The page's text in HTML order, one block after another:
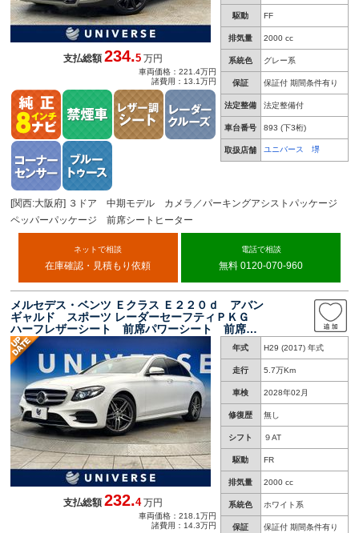
駆動 FF
排気量 2000 cc
系統色 グレー系
保証 保証付 期間条件有り
法定整備 法定整備付
車台番号 893 (下3桁)
取扱店舗 ユニバース 堺
支払総額234.5 万円
車両価格：221.4万円
諸費用：13.1万円
[関西:大阪府] ３ドア 中期モデル カメラ／パーキングアシストパッケージ
ペッパーパッケージ 前席シートヒーター
ネットで相談
在庫確認・見積もり依頼
電話で相談
無料 0120-070-960
メルセデス・ベンツ Ｅクラス Ｅ２２０ｄ アバン
ギャルド スポーツ レーダーセーフティＰＫＧ
ハーフレザーシート 前席パワーシート 前席シ
ートヒーター オートハイビーム 全周囲カメ
ラ 純正ＨＤＤナビ 地デジＴＶ 純正１９イン
チＡＷ 電動リアゲート キーレス 禁煙車
年式 H29 (2017) 年式
走行 5.7万Km
車検 2028年02月
修復歴 無し
シフト ９AT
駆動 FR
排気量 2000 cc
系統色 ホワイト系
保証 保証付 期間条件有り
支払総額232.4 万円
車両価格：218.1万円
諸費用：14.3万円